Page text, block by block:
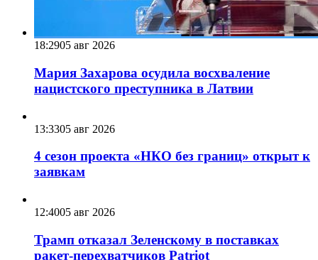
18:2905 авг 2026
Мария Захарова осудила восхваление
нацистского преступника в Латвии
13:3305 авг 2026
4 сезон проекта «НКО без границ» открыт к
заявкам
12:4005 авг 2026
Трамп отказал Зеленскому в поставках
ракет-перехватчиков Patriot